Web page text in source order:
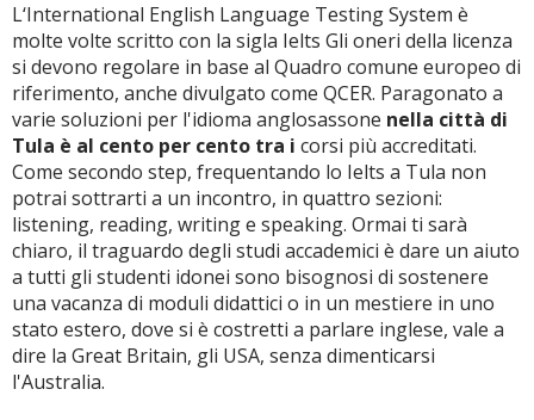
L‘International English Language Testing System è
molte volte scritto con la sigla Ielts Gli oneri della licenza
si devono regolare in base al Quadro comune europeo di
riferimento, anche divulgato come QCER. Paragonato a
varie soluzioni per l'idioma anglosassone nella città di
Tula è al cento per cento tra i corsi più accreditati.
Come secondo step, frequentando lo Ielts a Tula non
potrai sottrarti a un incontro, in quattro sezioni:
listening, reading, writing e speaking. Ormai ti sarà
chiaro, il traguardo degli studi accademici è dare un aiuto
a tutti gli studenti idonei sono bisognosi di sostenere
una vacanza di moduli didattici o in un mestiere in uno
stato estero, dove si è costretti a parlare inglese, vale a
dire la Great Britain, gli USA, senza dimenticarsi
l'Australia.